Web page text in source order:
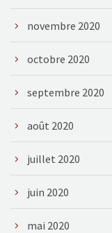
novembre 2020
octobre 2020
septembre 2020
août 2020
juillet 2020
juin 2020
mai 2020